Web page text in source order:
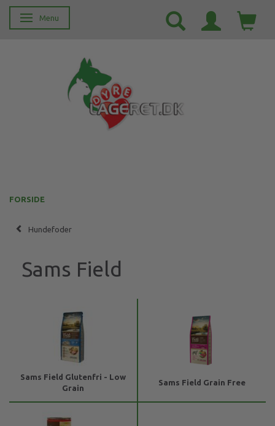
Skifte navigation
Menu
FORSIDE
Hundefoder
Sams Field
Sams Field Glutenfri - Low
Grain
Sams Field Grain Free